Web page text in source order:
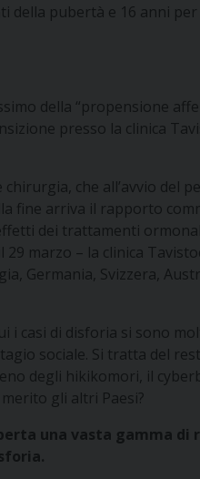
della pubertà e 16 anni
della “propensione
presso la clinica
che all’avvio del
fine arriva il rapporto
dei trattamenti
marzo – la clinica
Germania, Svizzera,
i casi di disforia si sono
sociale. Si tratta del
degli hikikomori, il
gli altri Paesi?
una vasta gamma